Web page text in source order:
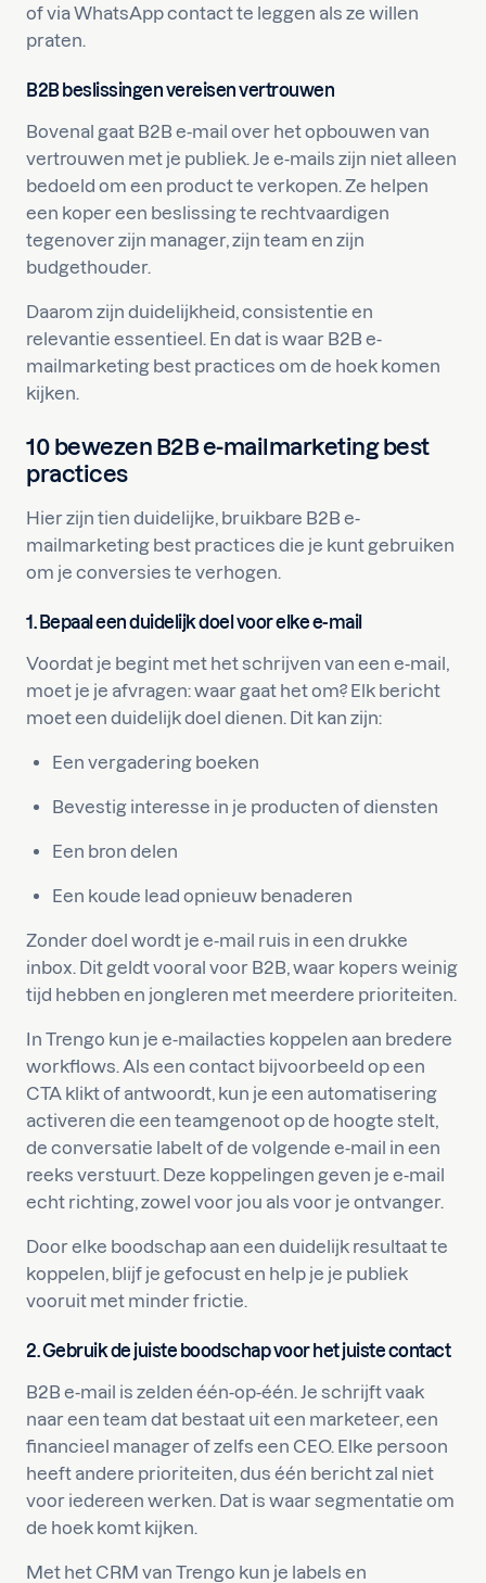
of via WhatsApp contact te leggen als ze willen
praten.
B2B beslissingen vereisen vertrouwen
Bovenal gaat B2B e-mail over het opbouwen van
vertrouwen met je publiek. Je e-mails zijn niet alleen
bedoeld om een product te verkopen. Ze helpen
een koper een beslissing te rechtvaardigen
tegenover zijn manager, zijn team en zijn
budgethouder.
Daarom zijn duidelijkheid, consistentie en
relevantie essentieel. En dat is waar B2B e-
mailmarketing best practices om de hoek komen
kijken.
10 bewezen B2B e-mailmarketing best
practices
Hier zijn tien duidelijke, bruikbare B2B e-
mailmarketing best practices die je kunt gebruiken
om je conversies te verhogen.
1. Bepaal een duidelijk doel voor elke e-mail
Voordat je begint met het schrijven van een e-mail,
moet je je afvragen: waar gaat het om? Elk bericht
moet een duidelijk doel dienen. Dit kan zijn:
Een vergadering boeken
Bevestig interesse in je producten of diensten
Een bron delen
Een koude lead opnieuw benaderen
Zonder doel wordt je e-mail ruis in een drukke
inbox. Dit geldt vooral voor B2B, waar kopers weinig
tijd hebben en jongleren met meerdere prioriteiten.
In Trengo kun je e-mailacties koppelen aan bredere
workflows. Als een contact bijvoorbeeld op een
CTA klikt of antwoordt, kun je een automatisering
activeren die een teamgenoot op de hoogte stelt,
de conversatie labelt of de volgende e-mail in een
reeks verstuurt. Deze koppelingen geven je e-mail
echt richting, zowel voor jou als voor je ontvanger.
Door elke boodschap aan een duidelijk resultaat te
koppelen, blijf je gefocust en help je je publiek
vooruit met minder frictie.
2. Gebruik de juiste boodschap voor het juiste contact
B2B e-mail is zelden één-op-één. Je schrijft vaak
naar een team dat bestaat uit een marketeer, een
financieel manager of zelfs een CEO. Elke persoon
heeft andere prioriteiten, dus één bericht zal niet
voor iedereen werken. Dat is waar segmentatie om
de hoek komt kijken.
Met het CRM van Trengo kun je labels en